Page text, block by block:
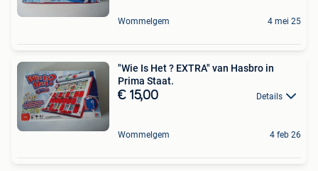
Wommelgem 4 mei 25
"Wie Is Het ? EXTRA" van Hasbro in
Prima Staat.
€ 15,00 Details
Wommelgem 4 feb 26